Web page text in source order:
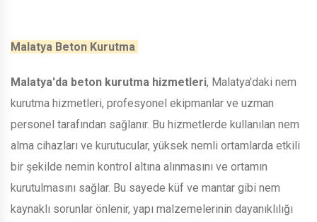
Malatya Beton Kurutma
Malatya'da beton kurutma hizmetleri, Malatya'daki nem
kurutma hizmetleri, profesyonel ekipmanlar ve uzman
personel tarafından sağlanır. Bu hizmetlerde kullanılan nem
alma cihazları ve kurutucular, yüksek nemli ortamlarda etkili
bir şekilde nemin kontrol altına alınmasını ve ortamın
kurutulmasını sağlar. Bu sayede küf ve mantar gibi nem
kaynaklı sorunlar önlenir, yapı malzemelerinin dayanıklılığı